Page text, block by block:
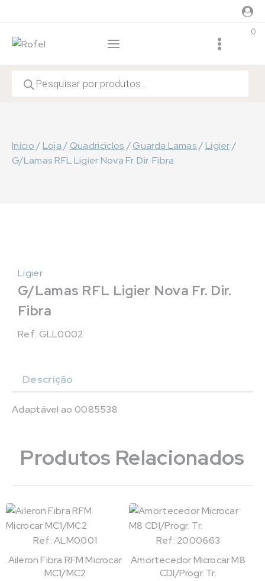
to
content
0
search
Início/Loja /Quadriciclos /Guarda Lamas /Ligier/
G/Lamas RFL Ligier Nova Fr. Dir. Fibra
Ligier
G/Lamas RFL Ligier Nova Fr. Dir.
Fibra
Ref: GLL0002
Descrição
Adaptável ao 0085538
Produtos Relacionados
Ref: ALM0001
Aileron Fibra RFM Microcar
MC1/MC2
Ref: 2000663
Amortecedor Microcar M8
CDI/Progr. Tr.